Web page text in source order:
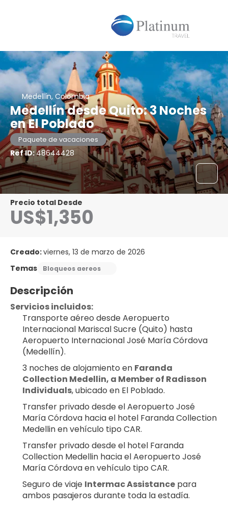
Medellín, Colombia
Medellín desde Quito: 3 Noches
en El Poblado
Paquete de vacaciones
Ref ID:48644428
Precio total Desde
US$1,350
Creado:viernes, 13 de marzo de 2026
Temas
Bloqueos aereos
Descripción
Servicios incluidos:
Transporte aéreo desde Aeropuerto
Internacional Mariscal Sucre (Quito) hasta
Aeropuerto Internacional José María Córdova
(Medellín).
3 noches de alojamiento en Faranda
Collection Medellin, a Member of Radisson
Individuals, ubicado en El Poblado.
Transfer privado desde el Aeropuerto José
María Córdova hacia el hotel Faranda Collection
Medellin en vehículo tipo CAR.
Transfer privado desde el hotel Faranda
Collection Medellin hacia el Aeropuerto José
María Córdova en vehículo tipo CAR.
Seguro de viaje Intermac Assistance para
ambos pasajeros durante toda la estadía.